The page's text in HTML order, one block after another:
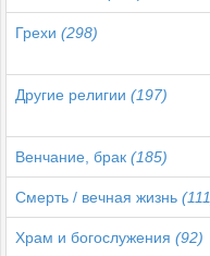
Грехи (298)
Другие религии (197)
Венчание, брак (185)
Смерть / вечная жизнь
Храм и богослужения (92)